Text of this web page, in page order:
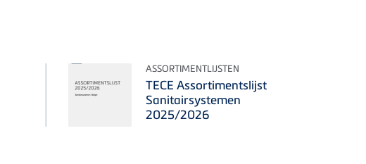
ASSORTIMENTLIJSTEN
TECE Assortimentslijst
Sanitairsystemen
2025/2026